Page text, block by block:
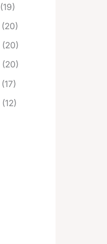
(19)
(20)
(20)
(20)
(17)
(12)